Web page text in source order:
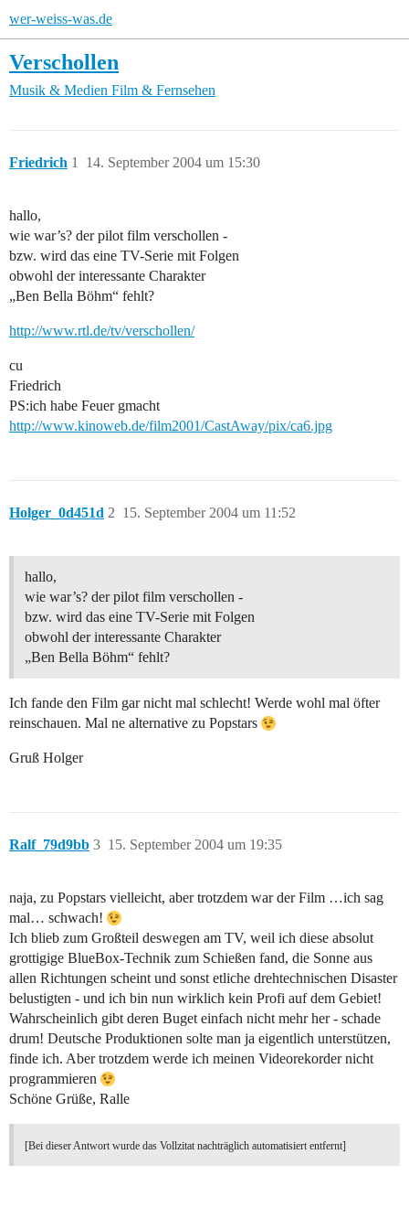
wer-weiss-was.de
Verschollen
Musik & Medien Film & Fernsehen
Friedrich 14. September 2004 um 15:30
1
hallo,
wie war’s? der pilot film verschollen -
bzw. wird das eine TV-Serie mit Folgen
obwohl der interessante Charakter
„Ben Bella Böhm“ fehlt?
http://www.rtl.de/tv/verschollen/
cu
Friedrich
PS:ich habe Feuer gmacht
http://www.kinoweb.de/film2001/CastAway/pix/ca6.jpg
Holger_0d451d 15. September 2004 um 11:52
2
hallo,
wie war’s? der pilot film verschollen -
bzw. wird das eine TV-Serie mit Folgen
obwohl der interessante Charakter
„Ben Bella Böhm“ fehlt?
Ich fande den Film gar nicht mal schlecht! Werde wohl mal öfter
reinschauen. Mal ne alternative zu Popstars
Gruß Holger
Ralf_79d9bb 15. September 2004 um 19:35
3
naja, zu Popstars vielleicht, aber trotzdem war der Film …ich sag
mal… schwach!
Ich blieb zum Großteil deswegen am TV, weil ich diese absolut
grottigige BlueBox-Technik zum Schießen fand, die Sonne aus
allen Richtungen scheint und sonst etliche drehtechnischen Disaster
belustigten - und ich bin nun wirklich kein Profi auf dem Gebiet!
Wahrscheinlich gibt deren Buget einfach nicht mehr her - schade
drum! Deutsche Produktionen solte man ja eigentlich unterstützen,
finde ich. Aber trotzdem werde ich meinen Videorekorder nicht
programmieren
Schöne Grüße, Ralle
[Bei dieser Antwort wurde das Vollzitat nachträglich automatisiert entfernt]